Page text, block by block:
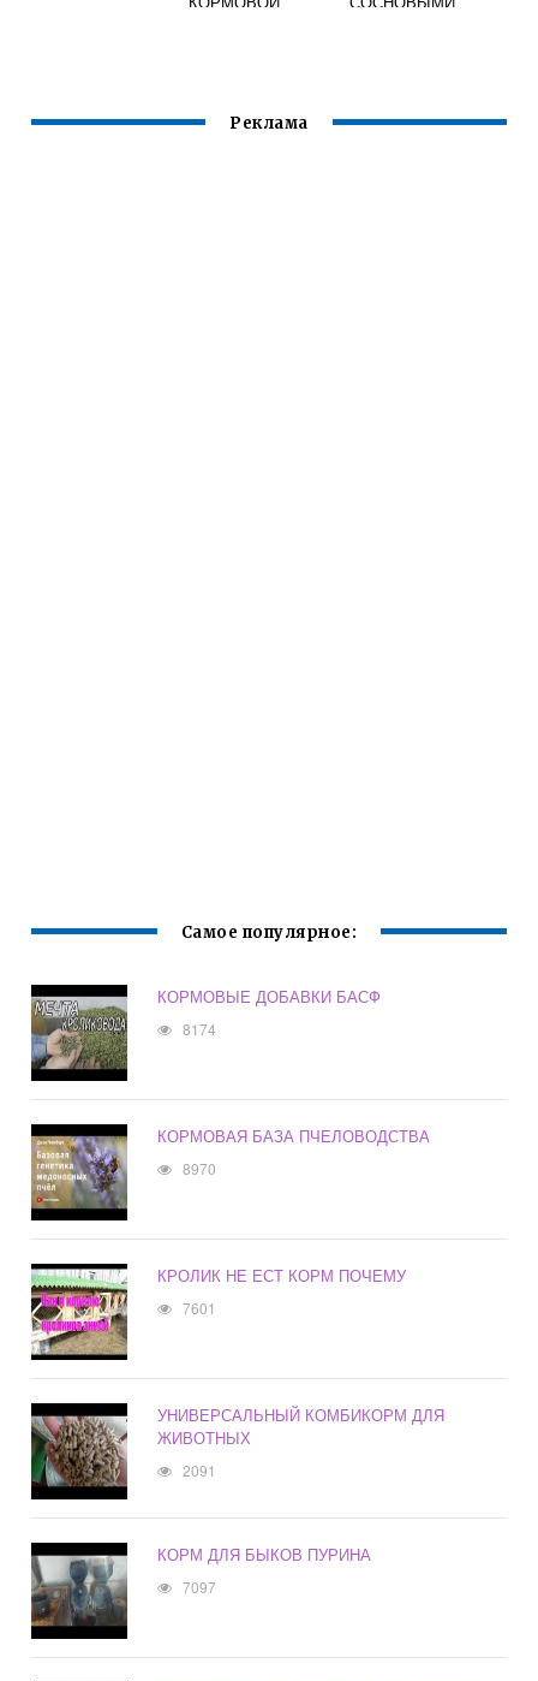
Реклама
Самое популярное:
КОРМОВЫЕ ДОБАВКИ БАСФ
8174
КОРМОВАЯ БАЗА ПЧЕЛОВОДСТВА
8970
КРОЛИК НЕ ЕСТ КОРМ ПОЧЕМУ
7601
УНИВЕРСАЛЬНЫЙ КОМБИКОРМ ДЛЯ
ЖИВОТНЫХ
2091
КОРМ ДЛЯ БЫКОВ ПУРИНА
7097